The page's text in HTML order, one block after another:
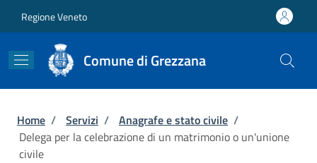
Regione Veneto
Comune di Grezzana
Briciole di pane
Home / Servizi / Anagrafe e stato civile /
Delega per la celebrazione di un matrimonio o un'unione
civile